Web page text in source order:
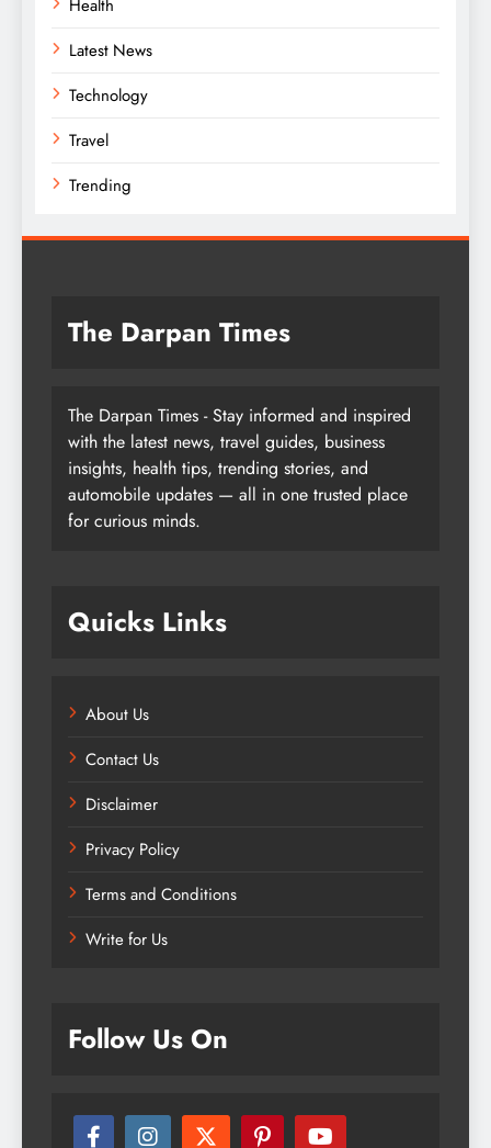
Health
Latest News
Technology
Travel
Trending
The Darpan Times
The Darpan Times - Stay informed and inspired
with the latest news, travel guides, business
insights, health tips, trending stories, and
automobile updates — all in one trusted place
for curious minds.
Quicks Links
About Us
Contact Us
Disclaimer
Privacy Policy
Terms and Conditions
Write for Us
Follow Us On